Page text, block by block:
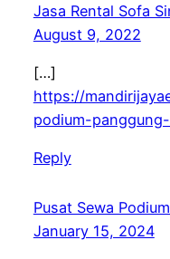
Jasa Rental Sofa
August 9, 2022
[…]
https://
podium-
Reply
Pusat Sewa
January 15, 2024